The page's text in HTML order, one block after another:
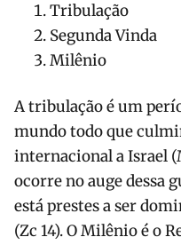
Tribulação
Segunda Vinda
Milênio
A tribulação é um
mundo todo que
internacional a Israel
ocorre no auge dessa
está prestes a ser
(Zc 14). O Milênio é o